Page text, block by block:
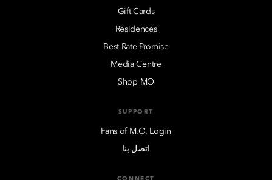
Gift Cards
Residences
Best Rate Promise
Media Centre
Shop MO
SUPPORT
Fans of M.O. Login
اتصل بنا
CONNECT